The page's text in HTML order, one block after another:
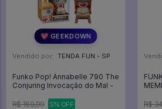
💖 GEEKDOWN
Vendido por: TENDA FUN - SP
Funko Pop! Annabelle 790 The
Conjuring Invocação do Mal -
R$ 169,99 5% OFF R$